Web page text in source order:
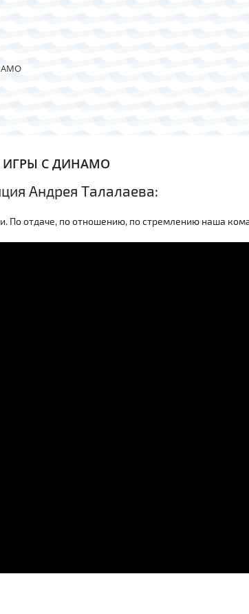
ИГРЫ С ДИНАМО
Андрея Талалаева:
По отдаче, по отношению, по стремлению наша